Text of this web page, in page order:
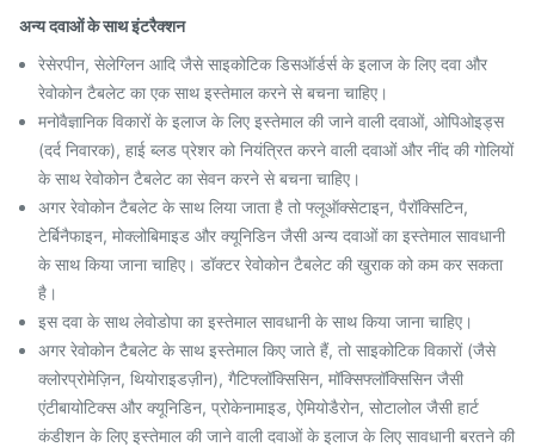
अन्य दवाओं के साथ इंटरैक्शन
रेसेरपीन, सेलेग्लिन आदि जैसे साइकोटिक डिसऑर्डर्स के इलाज के लिए दवा और
रेवोकोन टैबलेट का एक साथ इस्तेमाल करने से बचना चाहिए।
मनोवैज्ञानिक विकारों के इलाज के लिए इस्तेमाल की जाने वाली दवाओं, ओपिओइड्स
(दर्द निवारक), हाई ब्लड प्रेशर को नियंत्रित करने वाली दवाओं और नींद की गोलियों
के साथ रेवोकोन टैबलेट का सेवन करने से बचना चाहिए।
अगर रेवोकोन टैबलेट के साथ लिया जाता है तो फ्लूऑक्सेटाइन, पैरॉक्सिटिन,
टेर्बिनैफाइन, मोक्लोबिमाइड और क्यूनिडिन जैसी अन्य दवाओं का इस्तेमाल सावधानी
के साथ किया जाना चाहिए। डॉक्टर रेवोकोन टैबलेट की खुराक को कम कर सकता
है।
इस दवा के साथ लेवोडोपा का इस्तेमाल सावधानी के साथ किया जाना चाहिए।
अगर रेवोकोन टैबलेट के साथ इस्तेमाल किए जाते हैं, तो साइकोटिक विकारों (जैसे
क्लोरप्रोमेज़िन, थियोराइडज़ीन), गैटिफ्लॉक्सिसिन, मॉक्सिफ्लॉक्सिसिन जैसी
एंटीबायोटिक्स और क्यूनिडिन, प्रोकेनामाइड, ऐमियोडैरोन, सोटालोल जैसी हार्ट
कंडीशन के लिए इस्तेमाल की जाने वाली दवाओं के इलाज के लिए सावधानी बरतने की